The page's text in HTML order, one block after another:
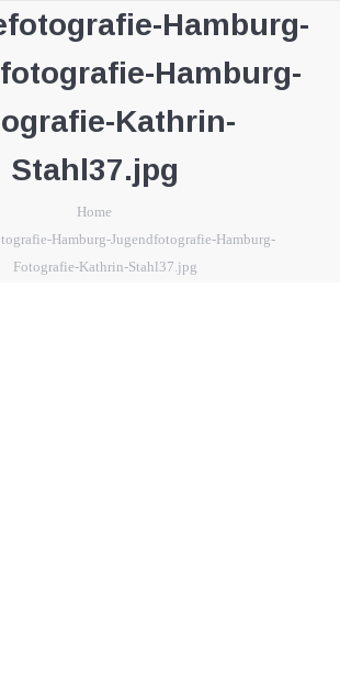
Hamburg-
Hamburg-
Kathrin-
Stahl37.jpg
Home
Hamburg-Jugendfotografie-Hamburg-
Fotografie-Kathrin-Stahl37.jpg